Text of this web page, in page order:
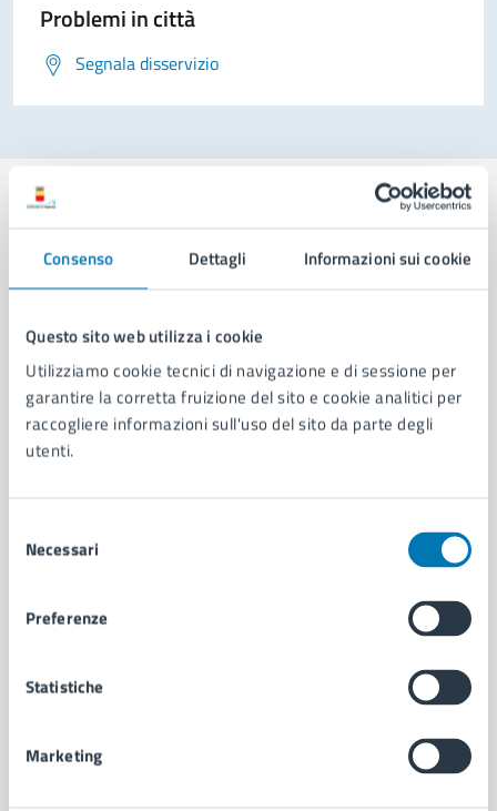
Consenso Dettagli Informazioni sui cookie
Questo sito web utilizza i cookie
Utilizziamo cookie tecnici di navigazione e di sessione per
garantire la corretta fruizione del sito e cookie analitici per
raccogliere informazioni sull'uso del sito da parte degli
utenti.
delNecessari
Preferenze
Statistiche
Marketing
Problemi in città
Segnala disservizio
Comune di Napoli
AMMINISTRAZIONE
Aree amministrative
Organi di governo
Municipalità
Uffici
Personale amministrativo
Autorizzazioni